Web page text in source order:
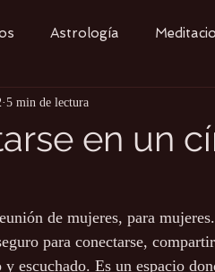
Astrología
Cristales
en un
5 min de lectura
de mujeres, para
para conectarse,
escuchado. Es un espacio